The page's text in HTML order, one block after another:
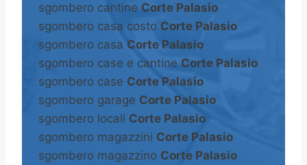
sgombero cantine Corte Palasio
sgombero casa costo Corte Palasio
sgombero casa Corte Palasio
sgombero case e cantine Corte Palasio
sgombero case Corte Palasio
sgombero garage Corte Palasio
sgombero locali Corte Palasio
sgombero magazzini Corte Palasio
sgombero magazzino Corte Palasio